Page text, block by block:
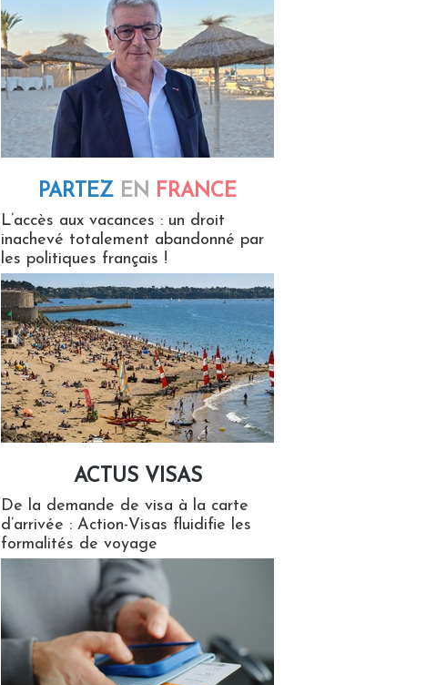
PARTEZ EN FRANCE
L’accès aux vacances : un droit
inachevé totalement abandonné par
les politiques français !
ACTUS VISAS
De la demande de visa à la carte
d’arrivée : Action-Visas fluidifie les
formalités de voyage